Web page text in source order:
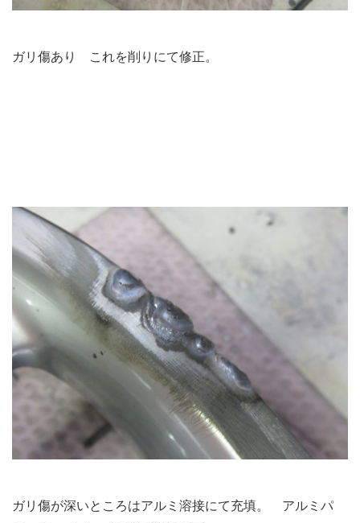
ガリ傷あり これを削りにて修正。
ガリ傷が深いところはアルミ溶接にて充填。 アルミパ